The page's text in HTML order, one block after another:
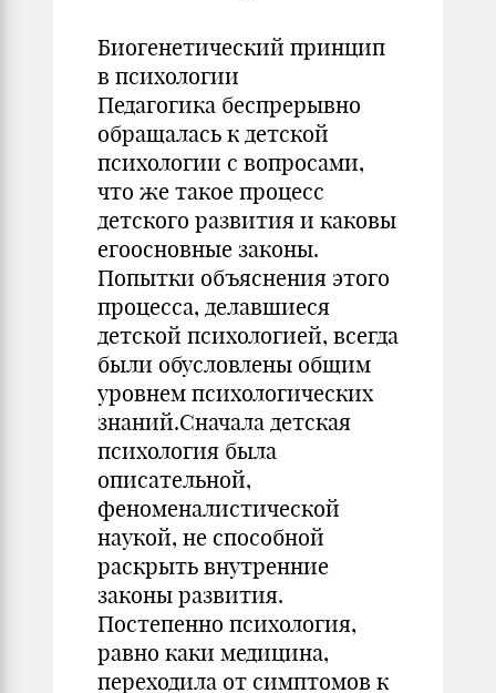
Биогенетический принцип
в психологии
Педагогика беспрерывно
обращалась к детской
психологии с вопросами,
что же такое процесс
детского развития и каковы
егоосновные законы.
Попытки объяснения этого
процесса, делавшиеся
детской психологией, всегда
были обусловлены общим
уровнем психологических
знаний.Сначала детская
психология была
описательной,
феноменалистической
наукой, не способной
раскрыть внутренние
законы развития.
Постепенно психология,
равно каки медицина,
переходила от симптомов к